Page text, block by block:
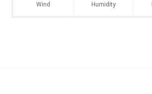
Wind Humidity